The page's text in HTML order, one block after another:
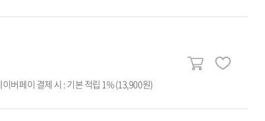
이버페이 결제 시 : 기본 적립 1% (13,900원)